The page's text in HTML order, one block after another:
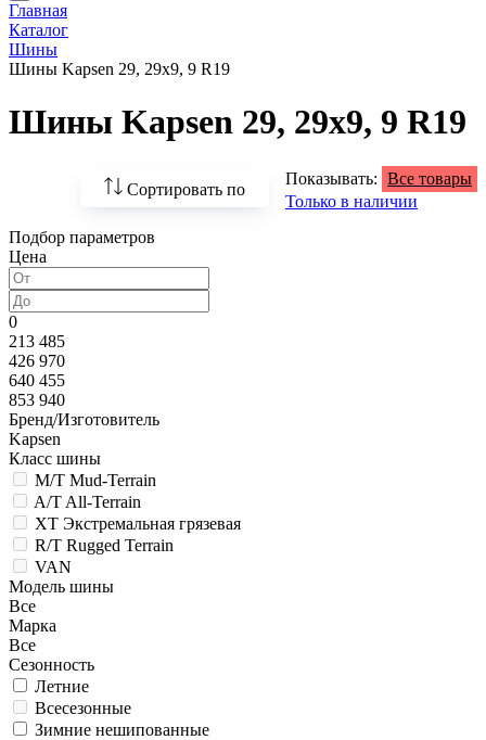
Главная
Каталог
Шины
Шины Kapsen 29, 29х9, 9 R19
Шины Kapsen 29, 29х9, 9 R19
Сортировать по
По возрастанию
По популярности
Показывать: Все товары
Только в наличии
Подбор параметров
Цена
0
213 485
426 970
640 455
853 940
Бренд/Изготовитель
Kapsen
Класс шины
M/T Mud-Terrain
A/T All-Terrain
XT Экстремальная грязевая
R/T Rugged Terrain
VAN
Модель шины
Все
Марка
Все
Сезонность
Летние
Всесезонные
Зимние нешипованные